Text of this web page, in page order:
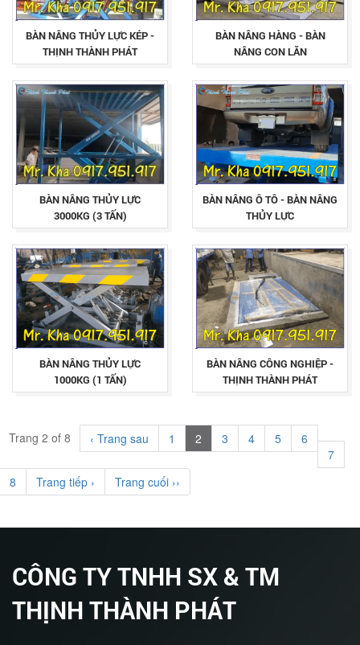
BÀN NÂNG THỦY LỰC KÉP -
THỊNH THÀNH PHÁT
BÀN NÂNG HÀNG - BÀN
NÂNG CON LĂN
BÀN NÂNG THỦY LỰC
3000KG (3 TẤN)
BÀN NÂNG Ô TÔ - BÀN NÂNG
THỦY LỰC
BÀN NÂNG THỦY LỰC
1000KG (1 TẤN)
BÀN NÂNG CÔNG NGHIỆP -
THỊNH THÀNH PHÁT
Trang 2 of 8 ‹ Trang sau 1 2 3 4 5
6
7
8
Trang tiếp › Trang cuối ››
CÔNG TY TNHH SX & TM
THỊNH THÀNH PHÁT